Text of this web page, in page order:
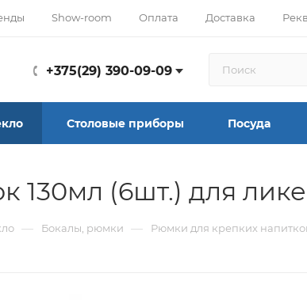
Show-room Оплата Доставка
+375(29) 390-09-09
Столовые приборы Посуда
130мл (6шт.) для
— Бокалы, рюмки — Рюмки для крепких